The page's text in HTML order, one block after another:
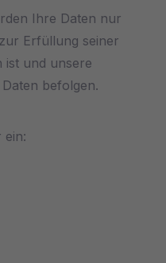
Ihre Daten nur
Erfüllung seiner
ist und unsere
befolgen.
ein: